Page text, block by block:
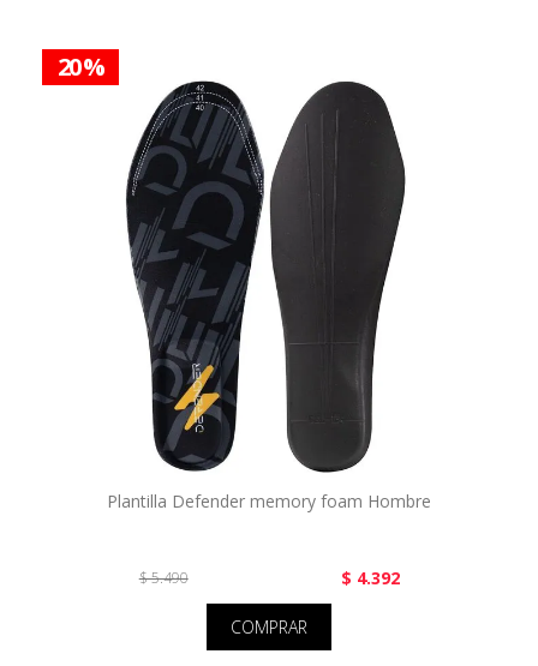
20 %
Plantilla Defender memory foam Hombre
$ 5.490 $ 4.392
COMPRAR